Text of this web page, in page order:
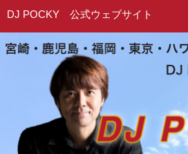
DJ POCKY 公式ウェブサイト